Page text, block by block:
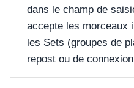
dans le champ de
accepte les morceaux
les Sets (groupes de
repost ou de